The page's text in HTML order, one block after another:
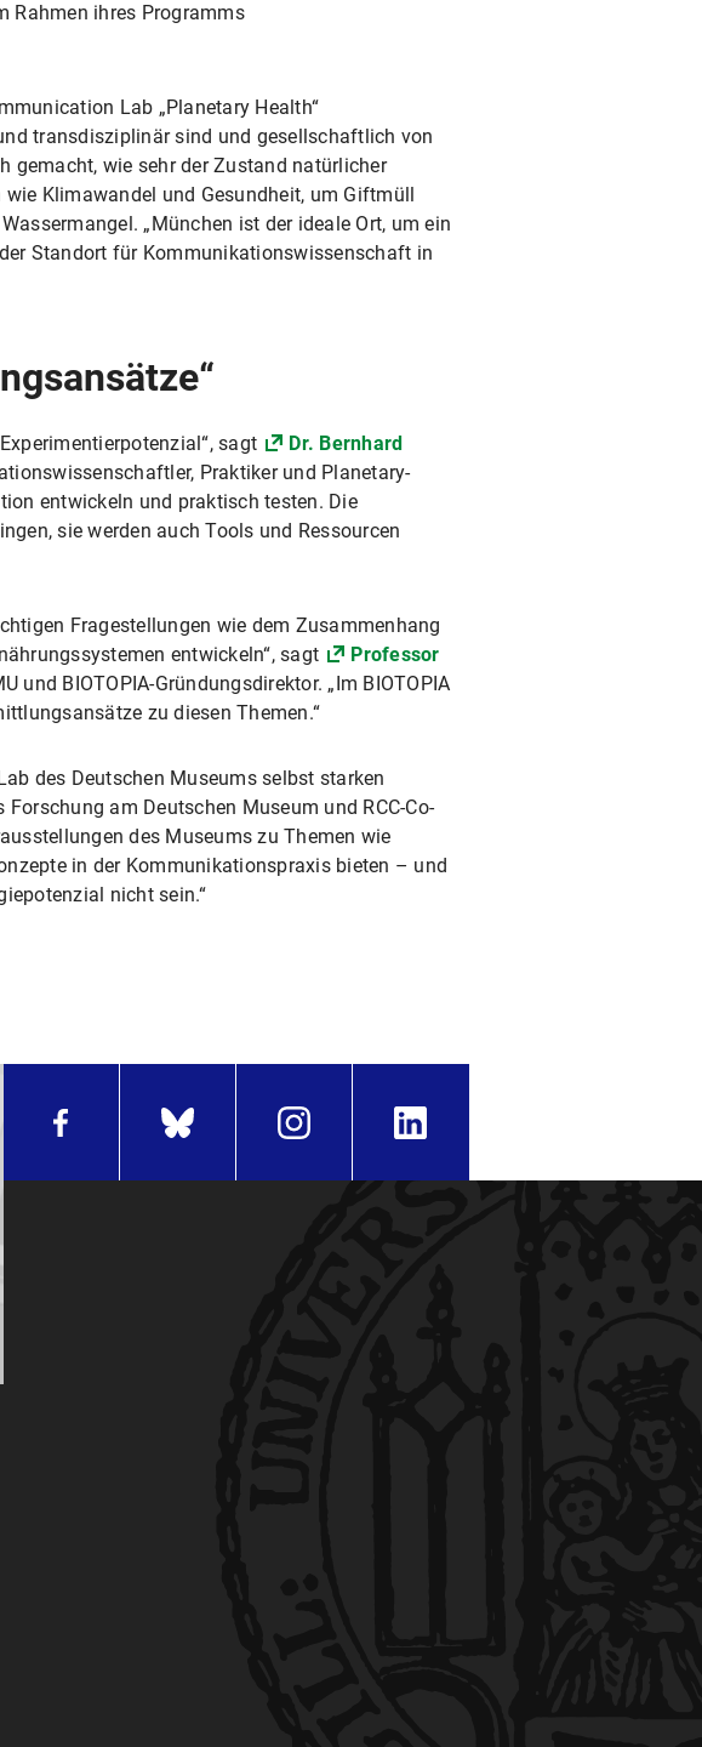
Rahmen ihres Programms
Lab „Planetary Health“
transdisziplinär sind und gesellschaftlich von
gemacht, wie sehr der Zustand natürlicher
Klimawandel und Gesundheit, um Giftmüll
„München ist der ideale Ort, um ein
Standort für Kommunikationswissenschaft in
sagt
Dr. Bernhard
Praktiker und Planetary-
entwickeln und praktisch testen. Die
sie werden auch Tools und Ressourcen
Fragestellungen wie dem Zusammenhang
entwickeln“, sagt
Professor
und BIOTOPIA-Gründungsdirektor. „Im BIOTOPIA
zu diesen Themen.“
des Deutschen Museums selbst starken
Forschung am Deutschen Museum und RCC-Co-
des Museums zu Themen wie
in der Kommunikationspraxis bieten – und
nicht sein.“